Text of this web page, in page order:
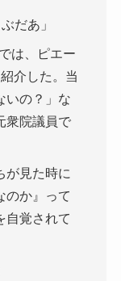
だあ」
は、ピエー
介した。当
いの？」な
衆院議員で
が見た時に
のか』って
自覚されて